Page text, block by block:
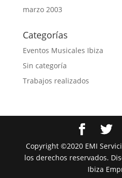
marzo 2003
Categorías
Eventos Musicales Ibiza
Sin categoría
Trabajos realizados
Copyright ©2020 EMI
los derechos reservados.
Ibiza